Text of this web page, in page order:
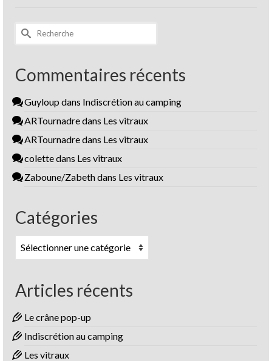
Rechercher :
Commentaires récents
Guyloup dans Indiscrétion au camping
ARTournadredans Les vitraux
ARTournadredans Les vitraux
colettedans Les vitraux
Zaboune/Zabethdans Les vitraux
Catégories
Catégories
Articles récents
Le crâne pop-up
Indiscrétion au camping
Les vitraux